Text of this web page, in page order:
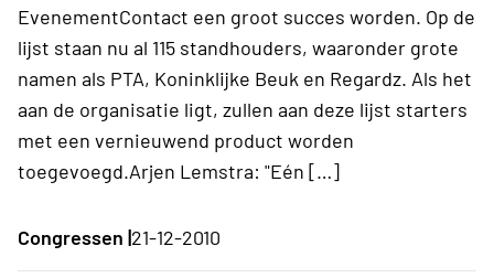
EvenementContact een groot succes worden. Op de
lijst staan nu al 115 standhouders, waaronder grote
namen als PTA, Koninklijke Beuk en Regardz. Als het
aan de organisatie ligt, zullen aan deze lijst starters
met een vernieuwend product worden
toegevoegd.Arjen Lemstra: "Eén […]
Congressen |21-12-2010